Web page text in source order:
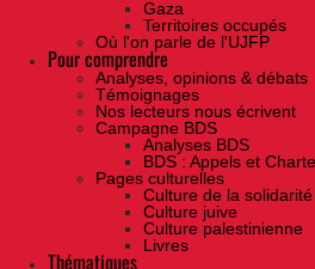
Gaza
Territoires occupés
Où l'on parle de l'UJFP
Pour comprendre
Analyses, opinions & débats
Témoignages
Nos lecteurs nous écrivent
Campagne BDS
Analyses BDS
BDS : Appels et
Pages culturelles
Culture de la solidarité
Culture juive
Culture palestinienne
Livres
Thématiques